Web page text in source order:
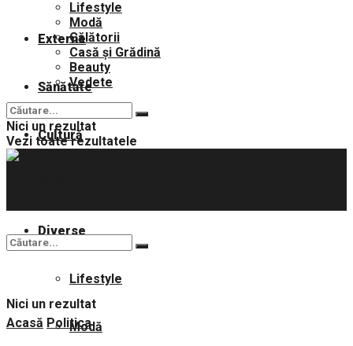
Externe
Sănătate
Cultură
Diverse
Lifestyle
Modă
Lifestyle
Modă
Călătorii
Casă și Grădină
Beauty
Vedete
Nici un rezultat
Vezi toate rezultatele
Nici un rezultat
Acasă Politica